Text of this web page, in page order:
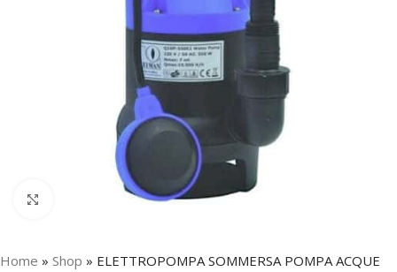
Click to enlarge
Home » Shop » ELETTROPOMPA SOMMERSA POMPA ACQUE